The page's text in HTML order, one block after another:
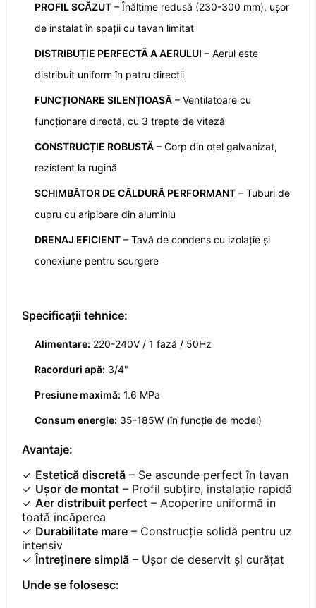
PROFIL SCĂZUT – Înălțime redusă (230-300 mm), ușor
de instalat în spații cu tavan limitat
DISTRIBUȚIE PERFECTĂ A AERULUI – Aerul este
distribuit uniform în patru direcții
FUNCȚIONARE SILENȚIOASĂ – Ventilatoare cu
funcționare directă, cu 3 trepte de viteză
CONSTRUCȚIE ROBUSTĂ – Corp din oțel galvanizat,
rezistent la rugină
SCHIMBĂTOR DE CĂLDURĂ PERFORMANT – Tuburi de
cupru cu aripioare din aluminiu
DRENAJ EFICIENT – Tavă de condens cu izolație și
conexiune pentru scurgere
Specificații tehnice:
Alimentare: 220-240V / 1 fază / 50Hz
Racorduri apă: 3/4"
Presiune maximă: 1.6 MPa
Consum energie: 35-185W (în funcție de model)
Avantaje:
✓ Estetică discretă – Se ascunde perfect în tavan
✓ Ușor de montat – Profil subțire, instalație rapidă
✓ Aer distribuit perfect – Acoperire uniformă în
toată încăperea
✓ Durabilitate mare – Construcție solidă pentru uz
intensiv
✓Întreținere simplă – Ușor de deservit și curățat
Unde se folosesc: